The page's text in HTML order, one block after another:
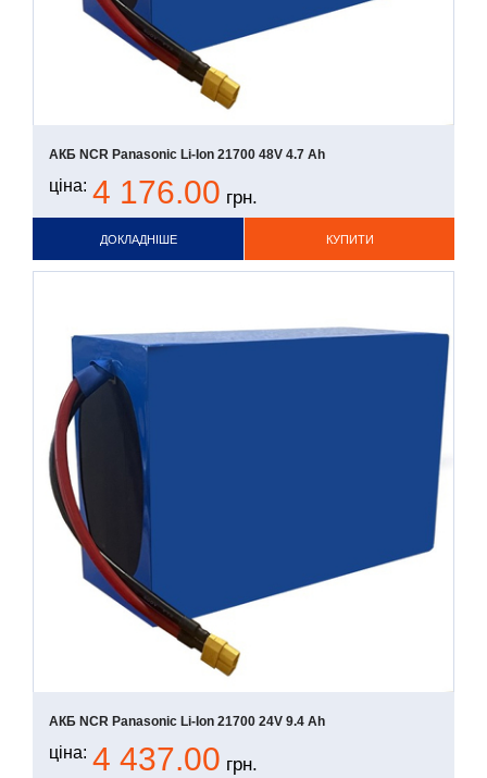
АКБ NCR Panasonic Li-Ion 21700 48V 4.7 Ah
ціна: 4 176.00 грн.
КУПИТИ
ДОКЛАДНІШЕ
АКБ NCR Panasonic Li-Ion 21700 24V 9.4 Ah
ціна: 4 437.00 грн.